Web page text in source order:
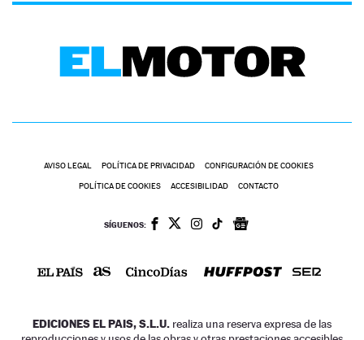
AVISO LEGAL POLÍTICA DE PRIVACIDAD CONFIGURACIÓN DE COOKIES
POLÍTICA DE COOKIES ACCESIBILIDAD CONTACTO
SÍGUENOS:
EDICIONES EL PAIS, S.L.U. realiza una reserva expresa de las